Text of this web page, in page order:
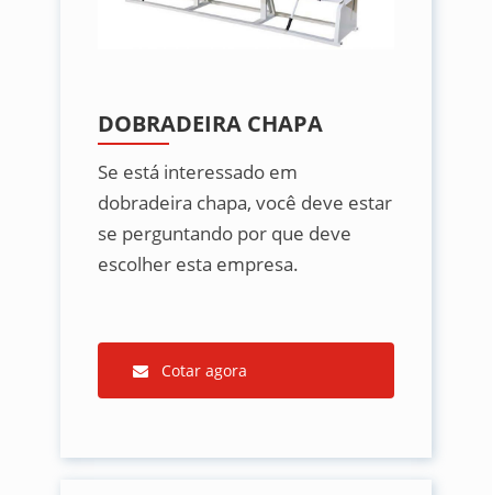
DOBRADEIRA CHAPA
Se está interessado em
dobradeira chapa, você deve estar
se perguntando por que deve
escolher esta empresa.
Cotar agora